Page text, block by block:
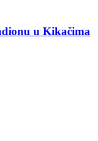
u Kikačima